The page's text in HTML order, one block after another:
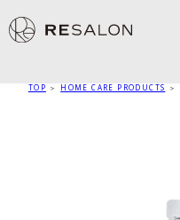
TOP ＞ HOME CARE PRODUCTS ＞